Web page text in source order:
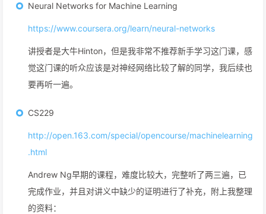
Neural Networks for Machine Learning
https://www.coursera.org/learn/neural-networks
讲授者是大牛Hinton，但是我非常不推荐新手学习这门课，感
觉这门课的听众应该是对神经网络比较了解的同学，我后续也
要再听一遍。
CS229
http://open.163.com/special/opencourse/machinelearning
.html
Andrew Ng早期的课程，难度比较大，完整听了两三遍，已
完成作业，并且对讲义中缺少的证明进行了补充，附上我整理
的资料：